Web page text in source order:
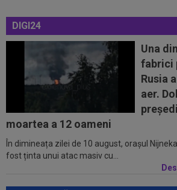
DIGI24
Una
fabrici
Rusia
aer.
moartea a 12 oameni
În dimineața zilei de 10 august, orașul
fost ținta unui atac masiv cu...
12:02
Real Madrid s-a reorientat după
Rodri. 90 de milioane de euro!
11:52
O echipă din SuperLiga, gata să
alt stadion: "Finalul lunii...
La 11 ani de când a înjurat-o și a
Eva Carneiro, Jose Mourinho...
12:54
A plecat de la Rapid, a dat în
îi cere o avere: 15 salarii!